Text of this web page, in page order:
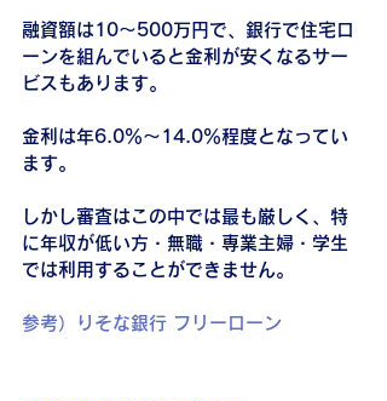
融資額は10～500万円で、銀行で住宅ロ
ーンを組んでいると金利が安くなるサー
ビスもあります。
金利は年6.0％～14.0％程度となってい
ます。
しかし審査はこの中では最も厳しく、特
に年収が低い方・無職・専業主婦・学生
では利用することができません。
参考）りそな銀行 フリーローン